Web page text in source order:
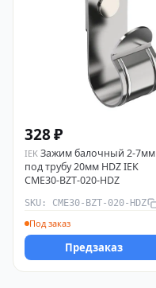
328 ₽
IEK Зажим балочный 2-7мм
под трубу 20мм HDZ IEK
CME30-BZT-020-HDZ
SKU: CME30-BZT-020-HDZ
Под заказ
Предзаказ